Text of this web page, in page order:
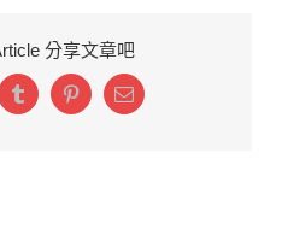
分享文章吧
TumblrPinterestEmail: